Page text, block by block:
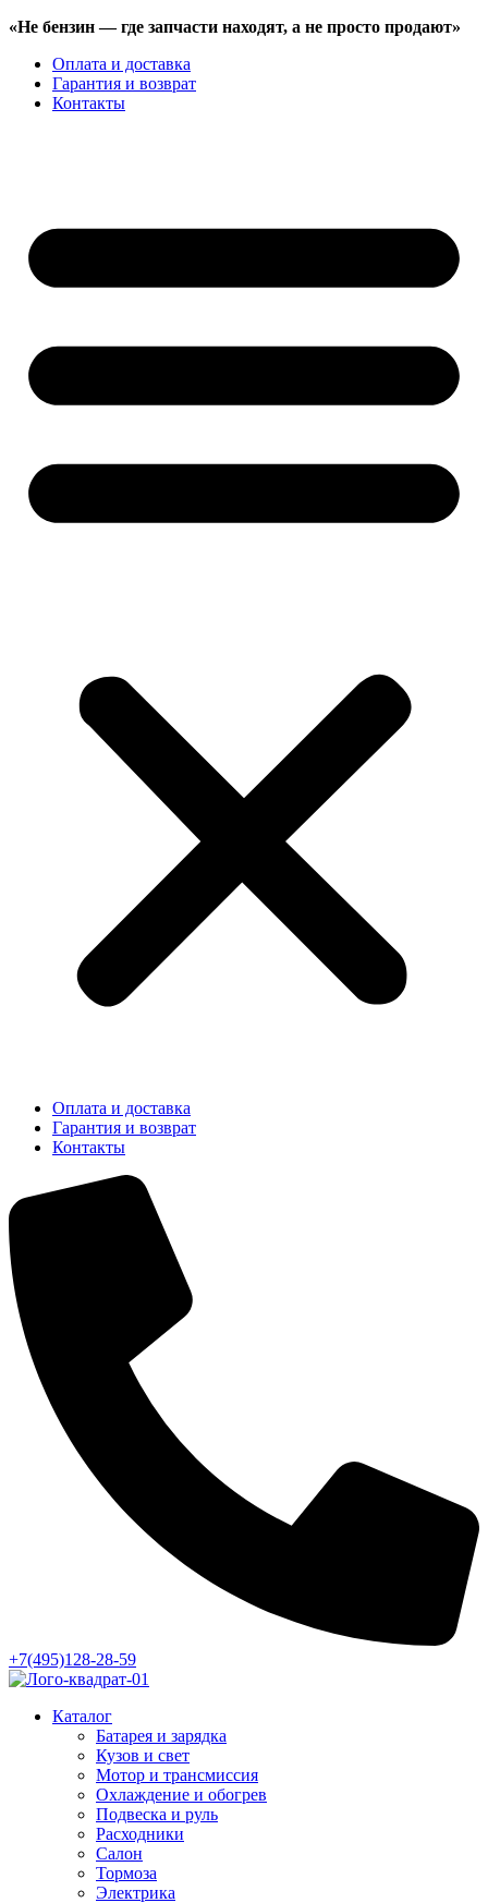
«Не бензин —где запчасти находят, а не просто продают»
Оплата и доставка
Гарантия и возврат
Контакты
Оплата и доставка
Гарантия и возврат
Контакты
+7(495)128-28-59
Каталог
Батарея и зарядка
Кузов и свет
Мотор и трансмиссия
Охлаждение и обогрев
Подвеска и руль
Расходники
Салон
Тормоза
Электрика